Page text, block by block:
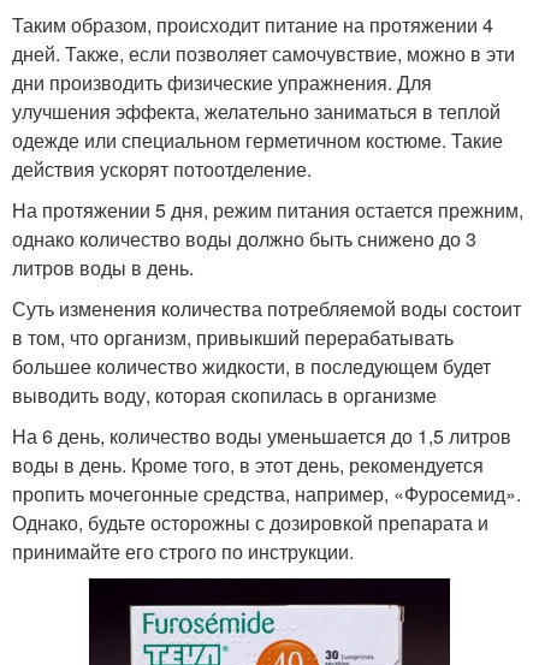
Таким образом, происходит питание на протяжении 4
дней. Также, если позволяет самочувствие, можно в эти
дни производить физические упражнения. Для
улучшения эффекта, желательно заниматься в теплой
одежде или специальном герметичном костюме. Такие
действия ускорят потоотделение.
На протяжении 5 дня, режим питания остается прежним,
однако количество воды должно быть снижено до 3
литров воды в день.
Суть изменения количества потребляемой воды состоит
в том, что организм, привыкший перерабатывать
большее количество жидкости, в последующем будет
выводить воду, которая скопилась в организме
На 6 день, количество воды уменьшается до 1,5 литров
воды в день. Кроме того, в этот день, рекомендуется
пропить мочегонные средства, например, «Фуросемид».
Однако, будьте осторожны с дозировкой препарата и
принимайте его строго по инструкции.